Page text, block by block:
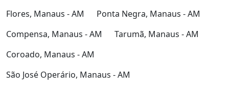
Flores, Manaus - AM
Ponta Negra, Manaus - AM
Compensa, Manaus - AM
Tarumã, Manaus - AM
Coroado, Manaus - AM
São José Operário, Manaus - AM